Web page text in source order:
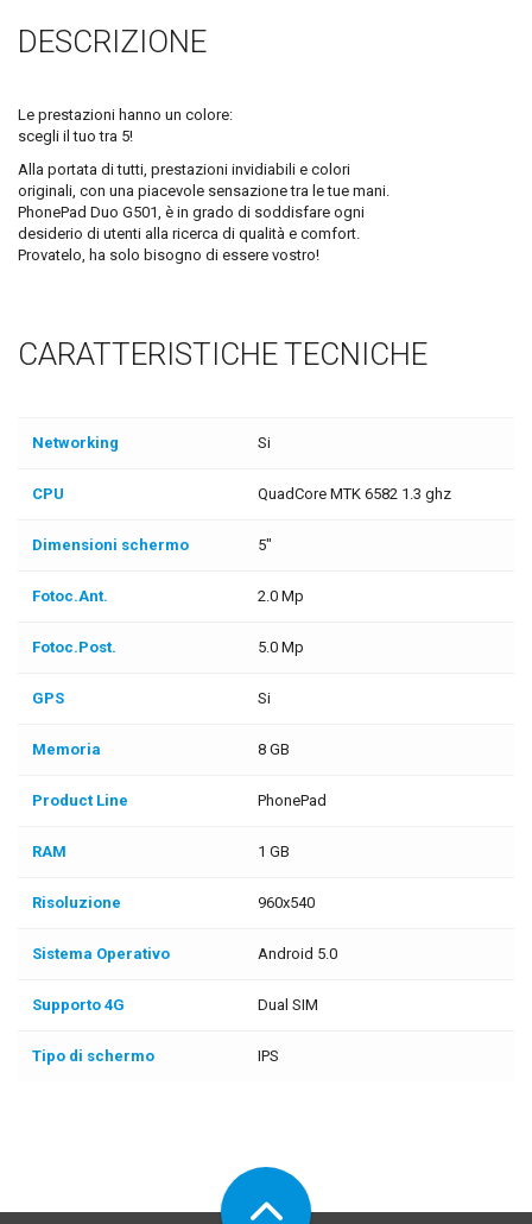
DESCRIZIONE
Le prestazioni hanno un colore:
scegli il tuo tra 5!
Alla portata di tutti, prestazioni invidiabili e colori
originali, con una piacevole sensazione tra le tue mani.
PhonePad Duo G501, è in grado di soddisfare ogni
desiderio di utenti alla ricerca di qualità e comfort.
Provatelo, ha solo bisogno di essere vostro!
CARATTERISTICHE TECNICHE
Networking Si
CPU QuadCore MTK 6582 1.3 ghz
Dimensioni schermo 5"
Fotoc.Ant. 2.0 Mp
Fotoc.Post. 5.0 Mp
GPS Si
Memoria 8 GB
Product Line PhonePad
RAM 1 GB
Risoluzione 960x540
Sistema Operativo Android 5.0
Supporto 4G Dual SIM
Tipo di schermo IPS